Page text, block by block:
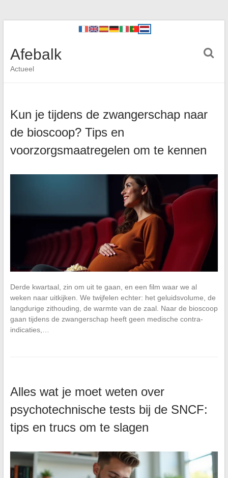
Afebalk
Actueel
Kun je tijdens de zwangerschap naar
de bioscoop? Tips en
voorzorgsmaatregelen om te kennen
Derde kwartaal, zin om uit te gaan, en een film waar we al
weken naar uitkijken. We twijfelen echter: het geluidsvolume, de
langdurige zithouding, de warmte van de zaal. Naar de bioscoop
gaan tijdens de zwangerschap heeft geen medische contra-
indicaties,…
Alles wat je moet weten over
psychotechnische tests bij de SNCF:
tips en trucs om te slagen